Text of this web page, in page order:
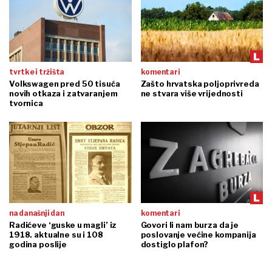
tvrtke i tržišta
Volkswagen pred 50 tisuća
novih otkaza i zatvaranjem
tvornica
komentari
Zašto hrvatska poljoprivreda
ne stvara više vrijednosti
na današnji dan
Radićeve ‘guske u magli’ iz
1918. aktualne su i 108
godina poslije
komentari
Govori li nam burza da je
poslovanje većine kompanija
dostiglo plafon?